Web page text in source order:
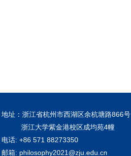
地址：浙江省杭州市西湖区余杭塘路866号
浙江大学紫金港校区成均苑4幢
电话: +86 571 88273350
邮箱: philosophy2021@zju.edu.cn